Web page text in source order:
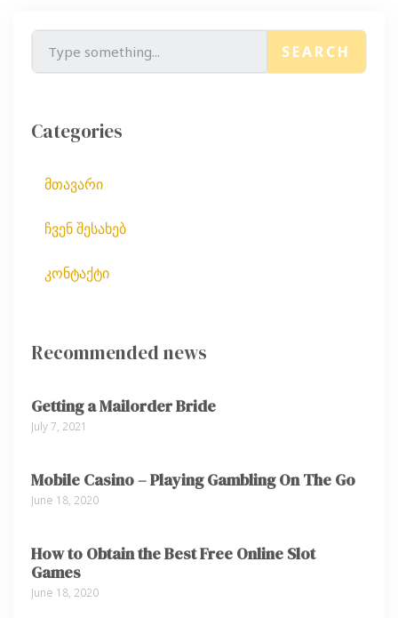
SEARCH
Categories
მთავარი
ჩვენ შესახებ
კონტაქტი
Recommended news
Getting a Mailorder Bride
July 7, 2021
Mobile Casino – Playing Gambling On The Go
June 18, 2020
How to Obtain the Best Free Online Slot
Games
June 18, 2020